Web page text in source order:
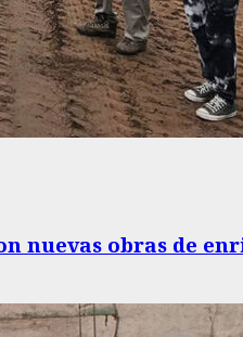
nuevas obras de